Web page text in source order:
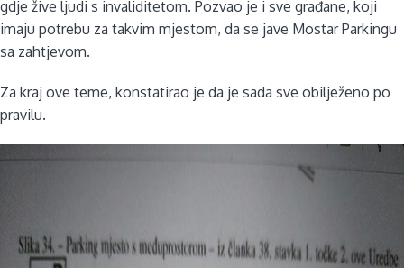
gdje žive ljudi s invaliditetom. Pozvao je i sve građane, koji
imaju potrebu za takvim mjestom, da se jave Mostar Parkingu
sa zahtjevom.
Za kraj ove teme, konstatirao je da je sada sve obilježeno po
pravilu.